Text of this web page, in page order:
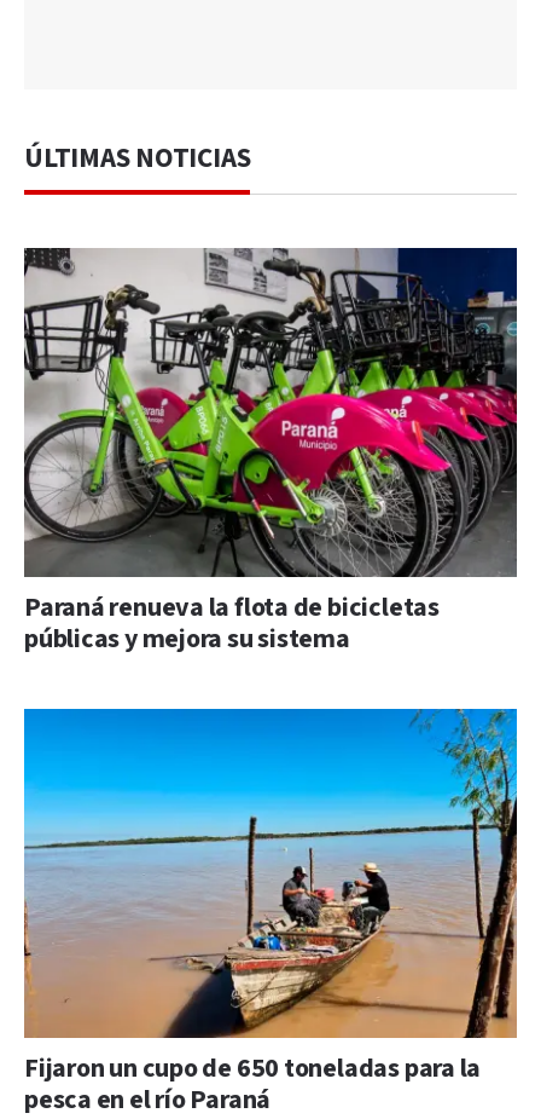
ÚLTIMAS NOTICIAS
Paraná renueva la flota de bicicletas
públicas y mejora su sistema
Fijaron un cupo de 650 toneladas para la
pesca en el río Paraná